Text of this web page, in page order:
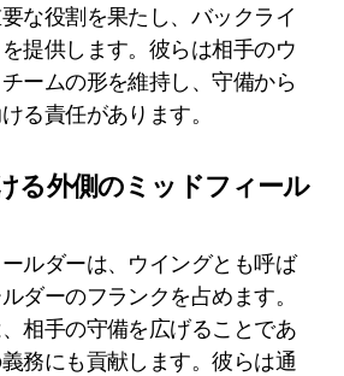
な役割を果たし、バックライ
提供します。彼らは相手のウ
ームの形を維持し、守備から
る責任があります。
る外側のミッドフィール
ルダーは、ウイングとも呼ば
ダーのフランクを占めます。
相手の守備を広げることであ
務にも貢献します。彼らは通